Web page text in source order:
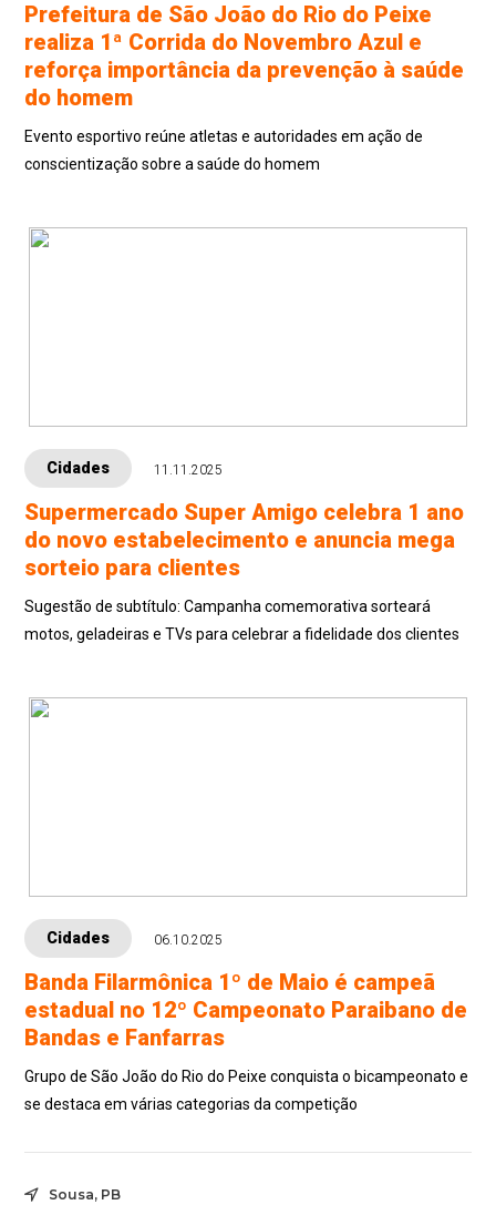
Prefeitura de São João do Rio do Peixe
realiza 1ª Corrida do Novembro Azul e
reforça importância da prevenção à saúde
do homem
Evento esportivo reúne atletas e autoridades em ação de
conscientização sobre a saúde do homem
Cidades 11.11.2025
Supermercado Super Amigo celebra 1 ano
do novo estabelecimento e anuncia mega
sorteio para clientes
Sugestão de subtítulo: Campanha comemorativa sorteará
motos, geladeiras e TVs para celebrar a fidelidade dos clientes
Cidades 06.10.2025
Banda Filarmônica 1º de Maio é campeã
estadual no 12º Campeonato Paraibano de
Bandas e Fanfarras
Grupo de São João do Rio do Peixe conquista o bicampeonato e
se destaca em várias categorias da competição
Sousa, PB